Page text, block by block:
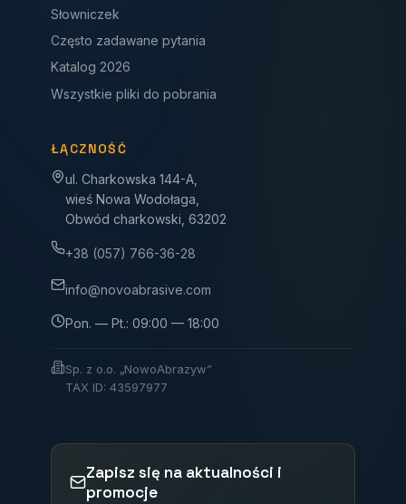
Słowniczek
Często zadawane pytania
Katalog 2026
Wszystkie pliki do pobrania
ŁĄCZNOŚĆ
ul. Charkowska 144-A,
wieś Nowa Wodołaga,
Obwód charkowski, 63202
+38 (057) 766-36-28
info@novoabrasive.com
Pon. — Pt.: 09:00 — 18:00
Sp. z o.o. „NowoAbrazyw”
TAX ID: 43597977
Zapisz się na aktualności i
promocje